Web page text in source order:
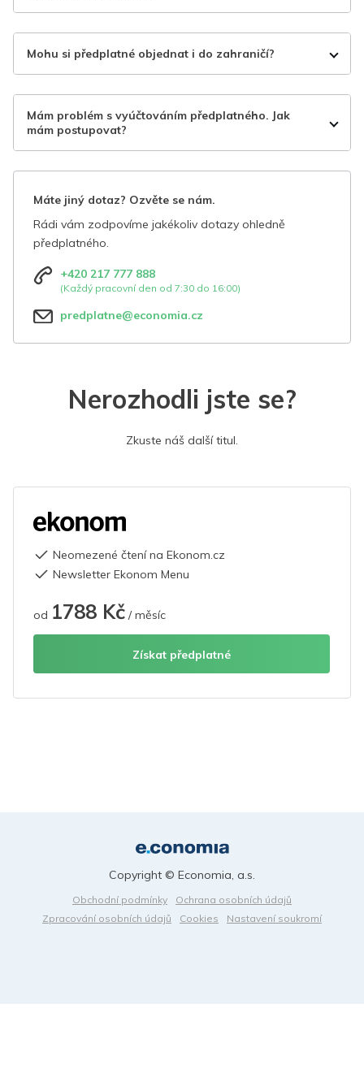
Mohu si předplatné objednat i do zahraničí?
Mám problém s vyúčtováním předplatného. Jak
mám postupovat?
Máte jiný dotaz? Ozvěte se nám.
Rádi vám zodpovíme jakékoliv dotazy ohledně
předplatného.
+420 217 777 888
(Každý pracovní den od 7:30 do 16:00)
predplatne@economia.cz
Nerozhodli jste se?
Zkuste náš další titul.
Neomezené čtení na Ekonom.cz
Newsletter Ekonom Menu
od 1788 Kč / měsíc
Získat předplatné
Obchodní podmínky
Ochrana osobních údajů
Zpracování osobních údajů
Cookies Nastavení soukromí
Copyright © Economia, a.s.